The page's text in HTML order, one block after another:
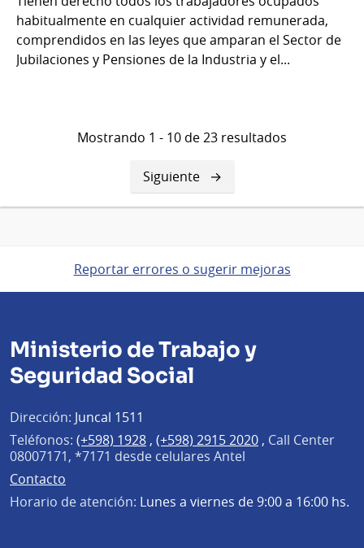
habitualmente en cualquier actividad remunerada,
comprendidos en las leyes que amparan el Sector de
Jubilaciones y Pensiones de la Industria y el...
Mostrando 1 - 10 de 23 resultados
Siguiente
página
Siguiente
Reportar errores o sugerir mejoras
Ministerio de Trabajo y
Seguridad Social
Dirección: Juncal 1511
Teléfonos: (+598) 1928 , (+598) 2915 2020 , Call Center
08007171, *7171 desde celulares Antel
Contacto
Horario de atención: Lunes a viernes de 9:00 a 16:00 hs.